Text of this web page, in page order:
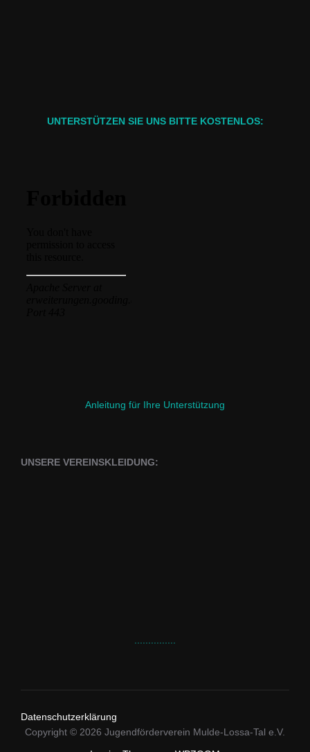
UNTERSTÜTZEN SIE UNS BITTE KOSTENLOS:
Anleitung für Ihre Unterstützung
UNSERE VEREINSKLEIDUNG:
...............
Datenschutzerklärung
Copyright © 2026 Jugendförderverein Mulde-Lossa-Tal e.V.